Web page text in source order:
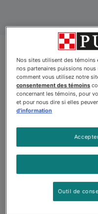
Produits
Nos sites utilisent des témoins
nos partenaires puissions
comment vous utilisez notre
consentement des témoins
concernant les témoins, pour
et pour nous dire si elles
d'information
Outil de